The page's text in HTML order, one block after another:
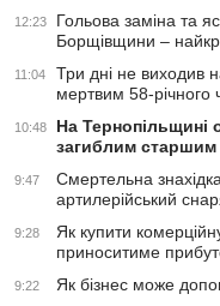
12:23
Гольова заміна та
Борщівщини –
11:04
Три дні не виходив
мертвим 58-річного
10:48
На Тернопільщині
загиблим
9:47
Смертельна
артилерійський
9:28
Як купити
приноситиме
9:22 Як бізнес може